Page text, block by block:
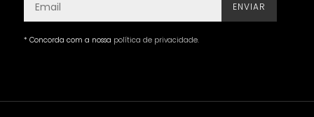
ENVIAR
* Concorda com a nossa política de privacidade.